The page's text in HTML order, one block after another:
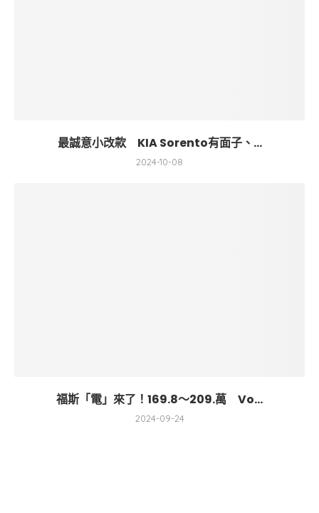
最誠意小改款 KIA Sorento有面子、...
2024-10-08
福斯「電」來了！169.8～209.萬 Vo...
2024-09-24